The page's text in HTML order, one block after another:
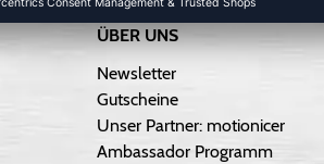
ÜBER UNS
Newsletter
Gutscheine
Unser Partner: motionicer
Ambassador Programm